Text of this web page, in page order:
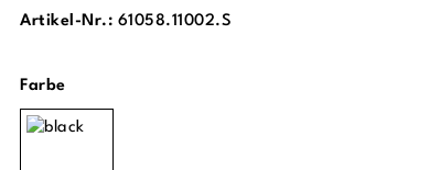
Artikel-Nr.: 61058.11002.S
Farbeauswählen